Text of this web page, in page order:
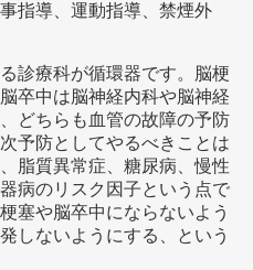
指導、運動指導、禁煙外
診療科が循環器です。脳梗
卒中は脳神経内科や脳神経
どちらも血管の故障の予防
予防としてやるべきことは
脂質異常症、糖尿病、慢性
病のリスク因子という点で
塞や脳卒中にならないよう
しないようにする、という